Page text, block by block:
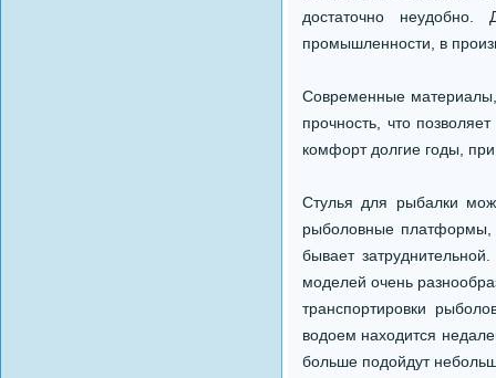
достаточно
промышленности, в
Современные
прочность, что
комфорт долгие годы,
Стулья для рыбалки
рыболовные платформы,
бывает
моделей очень
транспортировки
водоем находится
больше подойдут